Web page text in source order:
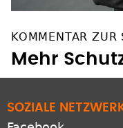
KOMMENTAR ZUR
Mehr
SOZIALE